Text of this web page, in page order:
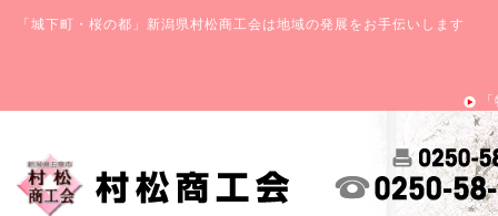
「城下町・桜の都」新潟県村松商工会は地域の発展をお手伝いします